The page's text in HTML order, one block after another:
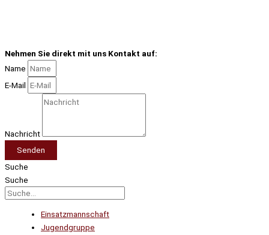
Nehmen Sie direkt mit uns Kontakt auf:
Name
E-Mail
Nachricht
Senden
Suche
Suche
Einsatzmannschaft
Jugendgruppe